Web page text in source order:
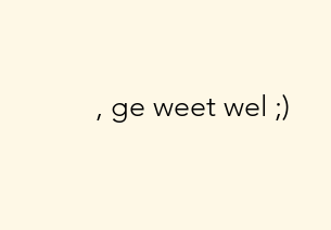
, ge weet wel ;)